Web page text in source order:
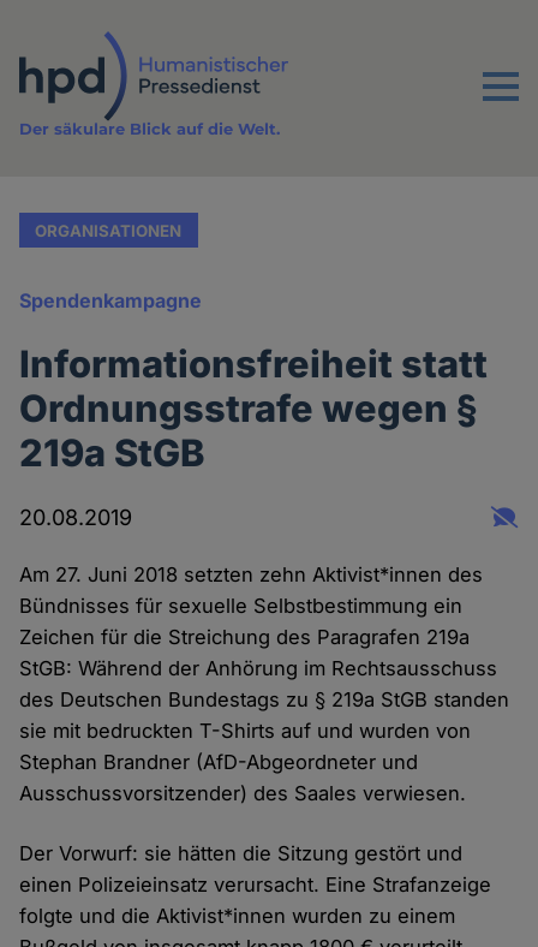
Inhalt
Menu
Der säkulare Blick auf die Welt.
ORGANISATIONEN
Spendenkampagne
Informationsfreiheit statt
Ordnungsstrafe wegen §
219a StGB
20.08.2019
Am 27. Juni 2018 setzten zehn Aktivist*innen des
Bündnisses für sexuelle Selbstbestimmung ein
Zeichen für die Streichung des Paragrafen 219a
StGB: Während der Anhörung im Rechtsausschuss
des Deutschen Bundestags zu § 219a StGB standen
sie mit bedruckten T-Shirts auf und wurden von
Stephan Brandner (AfD-Abgeordneter und
Ausschussvorsitzender) des Saales verwiesen.
Der Vorwurf: sie hätten die Sitzung gestört und
einen Polizeieinsatz verursacht. Eine Strafanzeige
folgte und die Aktivist*innen wurden zu einem